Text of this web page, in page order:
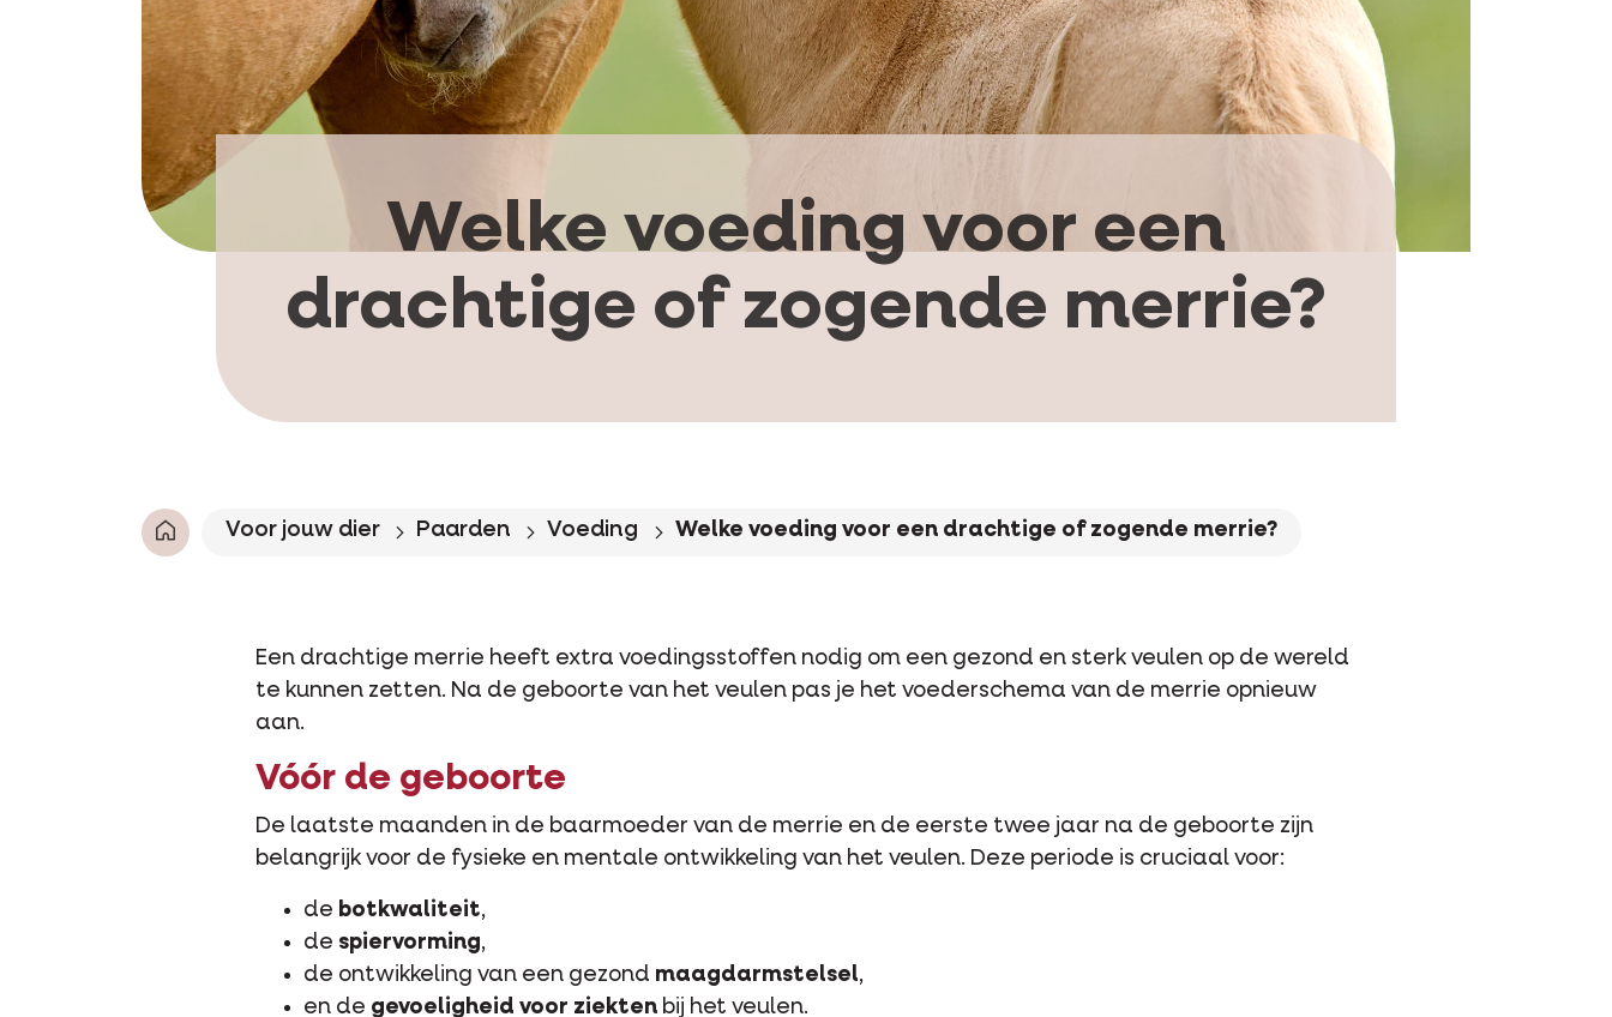
Welke voeding voor een
drachtige of zogende merrie?
Voor jouw dier Paarden Voeding Welke voeding voor een drachtige of zogende merrie?
Een drachtige merrie heeft extra voedingsstoffen nodig om een gezond en sterk veulen op de wereld
te kunnen zetten. Na de geboorte van het veulen pas je het voederschema van de merrie opnieuw
aan.
Vóór de geboorte
De laatste maanden in de baarmoeder van de merrie en de eerste twee jaar na de geboorte zijn
belangrijk voor de fysieke en mentale ontwikkeling van het veulen. Deze periode is cruciaal voor:
de botkwaliteit,
de spiervorming,
de ontwikkeling van een gezond maagdarmstelsel,
en de gevoeligheid voor ziekten bij het veulen.